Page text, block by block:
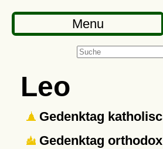
Menu
Leo
Gedenktag
Gedenktag